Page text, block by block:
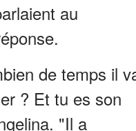
au
de temps il
? Et tu es son
"Il a